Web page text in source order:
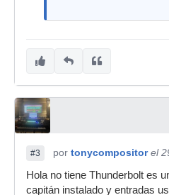
#3 por tonycompositor el
Hola no tiene Thunderbolt es
capitán instalado y entradas